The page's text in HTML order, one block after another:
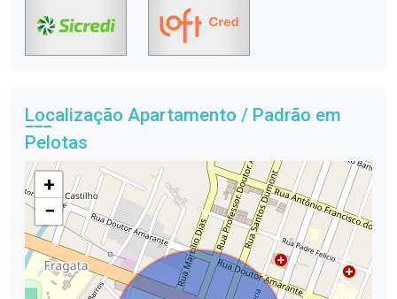
Localização Apartamento / Padrão em
Pelotas
+
−